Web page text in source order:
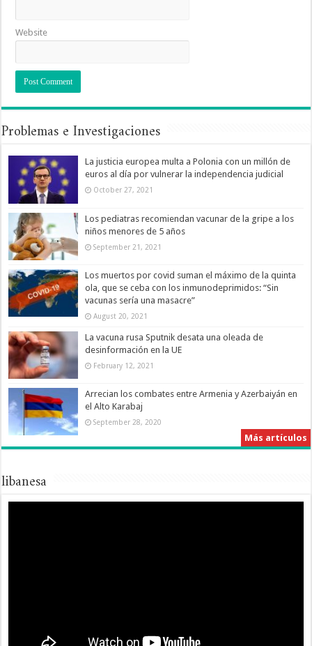
Website
Problemas e Investigaciones
Más artículos
La justicia europea multa a Polonia con un millón de
euros al día por vulnerar la independencia judicial
October 27, 2021
Los pediatras recomiendan vacunar de la gripe a los
niños menores de 5 años
September 21, 2021
Los muertos por covid suman el máximo de la quinta
ola, que se ceba con los inmunodeprimidos: “Sin
vacunas sería una masacre”
August 20, 2021
La vacuna rusa Sputnik desata una oleada de
desinformación en la UE
February 12, 2021
Arrecian los combates entre Armenia y Azerbaiyán en
el Alto Karabaj
September 28, 2020
libanesa